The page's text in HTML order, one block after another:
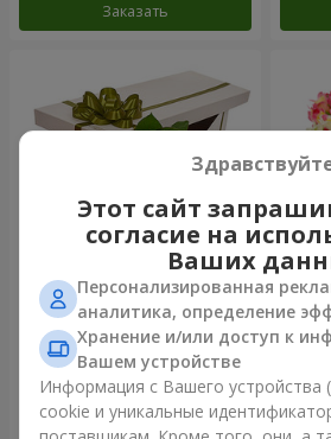
Заказать
Цветы в коробке "15
розовых роз"
2 469 грн
Заказать
Букет
Этот сайт
согласие на
Ваших
Персонализированная
аналитика, определение
Хранение и/или доступ к
Вашем устройстве
Информация с Вашего устройства
cookie и уникальные